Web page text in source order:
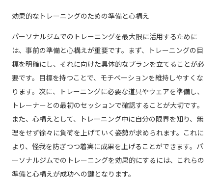
効果的なトレーニングのための準備と心構え
パーソナルジムでのトレーニングを最大限に活用するために
は、事前の準備と心構えが重要です。まず、トレーニングの目
標を明確にし、それに向けた具体的なプランを立てることが必
要です。目標を持つことで、モチベーションを維持しやすくな
ります。次に、トレーニングに必要な道具やウェアを準備し、
トレーナーとの最初のセッションで確認することが大切です。
また、心構えとして、トレーニング中に自分の限界を知り、無
理をせず徐々に負荷を上げていく姿勢が求められます。これに
より、怪我を防ぎつつ着実に成果を上げることができます。パ
ーソナルジムでのトレーニングを効果的にするには、これらの
準備と心構えが成功への鍵となります。